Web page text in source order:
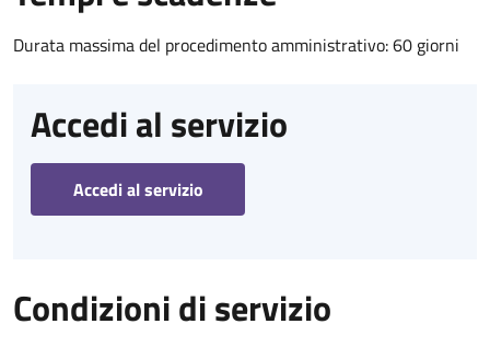
Durata massima del procedimento amministrativo: 60 giorni
Accedi al servizio
Accedi al servizio
Condizioni di servizio